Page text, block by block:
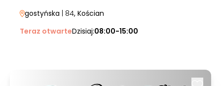
gostyńska | 84, Kościan
Teraz otwarteDzisiaj:08:00-15:00